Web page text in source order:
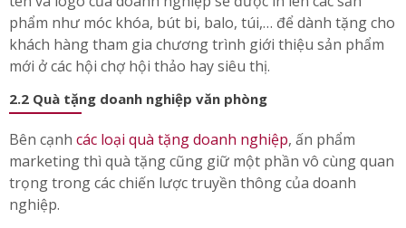
phẩm như móc khóa, bút bi, balo, túi,… để dành tặng cho
khách hàng tham gia chương trình giới thiệu sản phẩm
mới ở các hội chợ hội thảo hay siêu thị.
2.2 Quà tặng doanh nghiệp văn phòng
Bên cạnh các loại quà tặng doanh nghiệp, ấn phẩm
marketing thì quà tặng cũng giữ một phần vô cùng quan
trọng trong các chiến lược truyền thông của doanh
nghiệp.